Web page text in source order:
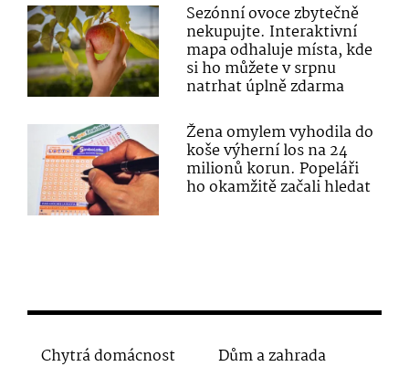
Sezónní ovoce zbytečně
nekupujte. Interaktivní
mapa odhaluje místa, kde
si ho můžete v srpnu
natrhat úplně zdarma
Žena omylem vyhodila do
koše výherní los na 24
milionů korun. Popeláři
ho okamžitě začali hledat
Chytrá domácnost
Dům a zahrada